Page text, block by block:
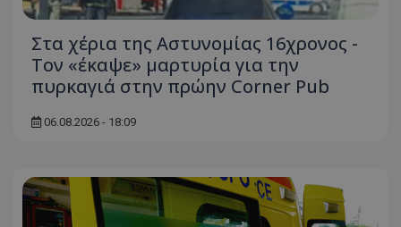
Στα χέρια της Αστυνομίας 16χρονος -
Τον «έκαψε» μαρτυρία για την
πυρκαγιά στην πρώην Corner Pub
06.08.2026 - 18:09